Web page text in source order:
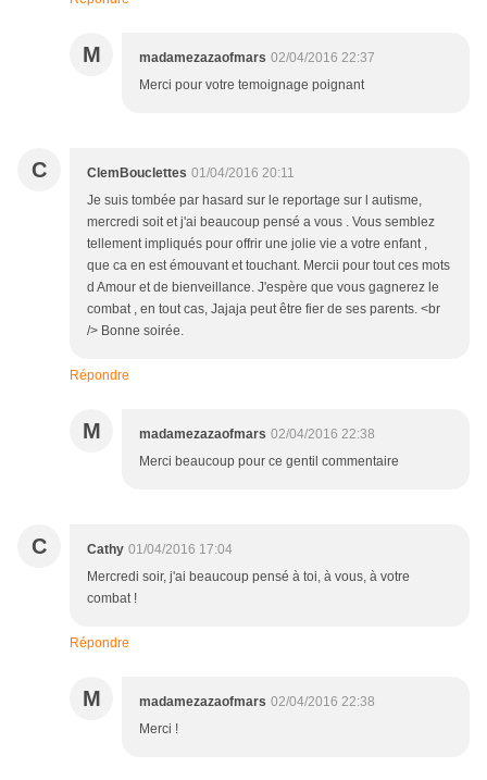
M madamezazaofmars 02/04/2016 22:37
Merci pour votre temoignage poignant
C ClemBouclettes 01/04/2016 20:11
Je suis tombée par hasard sur le reportage sur l autisme,
mercredi soit et j'ai beaucoup pensé a vous . Vous semblez
tellement impliqués pour offrir une jolie vie a votre enfant ,
que ca en est émouvant et touchant. Mercii pour tout ces mots
d Amour et de bienveillance. J'espère que vous gagnerez le
combat , en tout cas, Jajaja peut être fier de ses parents. <br
/> Bonne soirée.
Répondre
M madamezazaofmars 02/04/2016 22:38
Merci beaucoup pour ce gentil commentaire
C Cathy 01/04/2016 17:04
Mercredi soir, j'ai beaucoup pensé à toi, à vous, à votre
combat !
Répondre
M madamezazaofmars 02/04/2016 22:38
Merci !